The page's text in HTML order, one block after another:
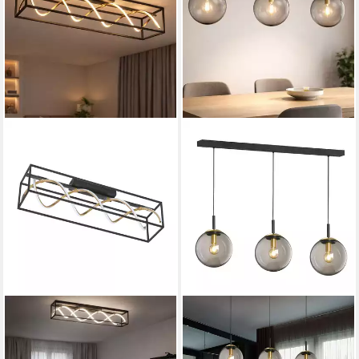
FISCHER & HONSEL
LED Deckenleuchte, LED-
Leuchtmittel fest verbaut,
Hängeleuchte, Leuchtmittel
nicht inklusive, Hängeleuchte